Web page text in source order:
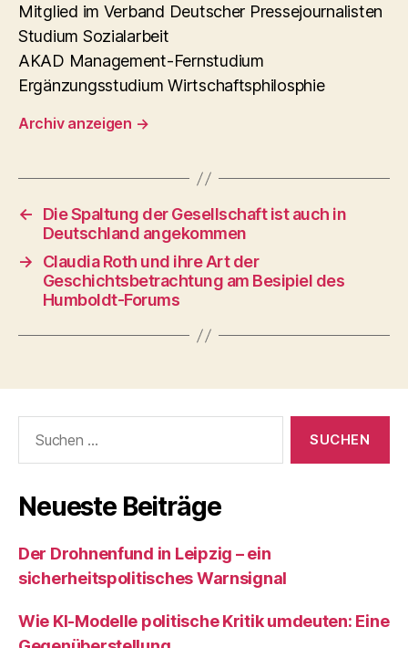
Mitglied im Verband Deutscher Pressejournalisten
Studium Sozialarbeit
AKAD Management-Fernstudium
Ergänzungsstudium Wirtschaftsphilosphie
Archiv anzeigen →
←
Die Spaltung der Gesellschaft ist auch in
Deutschland angekommen
→
Claudia Roth und ihre Art der
Geschichtsbetrachtung am Besipiel des
Humboldt-Forums
nach:
Neueste Beiträge
Der Drohnenfund in Leipzig – ein
sicherheitspolitisches Warnsignal
Wie KI‑Modelle politische Kritik umdeuten: Eine